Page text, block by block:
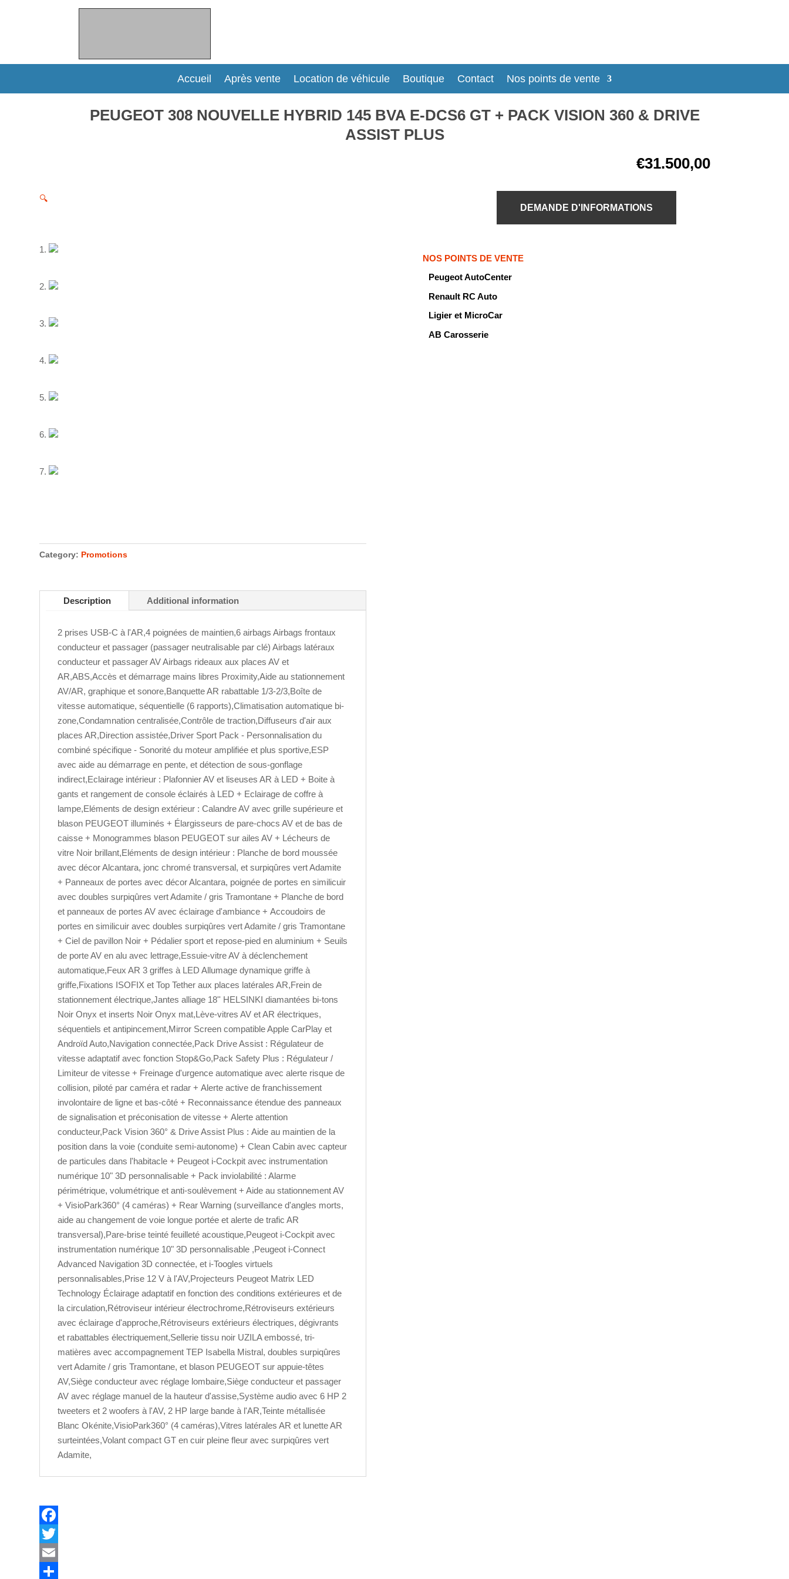
Accueil Après vente Location de véhicule Boutique Contact Nos points de vente
PEUGEOT 308 NOUVELLE HYBRID 145 BVA E-DCS6 GT + PACK VISION 360 & DRIVE
ASSIST PLUS
€31.500,00
🔍
Category: Promotions
Description Additional information
2 prises USB-C à l'AR,4 poignées de maintien,6 airbags Airbags frontaux
conducteur et passager (passager neutralisable par clé) Airbags latéraux
conducteur et passager AV Airbags rideaux aux places AV et
AR,ABS,Accès et démarrage mains libres Proximity,Aide au stationnement
AV/AR, graphique et sonore,Banquette AR rabattable 1/3-2/3,Boîte de
vitesse automatique, séquentielle (6 rapports),Climatisation automatique bi-
zone,Condamnation centralisée,Contrôle de traction,Diffuseurs d'air aux
places AR,Direction assistée,Driver Sport Pack - Personnalisation du
combiné spécifique - Sonorité du moteur amplifiée et plus sportive,ESP
avec aide au démarrage en pente, et détection de sous-gonflage
indirect,Eclairage intérieur : Plafonnier AV et liseuses AR à LED + Boite à
gants et rangement de console éclairés à LED + Eclairage de coffre à
lampe,Eléments de design extérieur : Calandre AV avec grille supérieure et
blason PEUGEOT illuminés + Élargisseurs de pare-chocs AV et de bas de
caisse + Monogrammes blason PEUGEOT sur ailes AV + Lécheurs de
vitre Noir brillant,Eléments de design intérieur : Planche de bord moussée
avec décor Alcantara, jonc chromé transversal, et surpiqûres vert Adamite
+ Panneaux de portes avec décor Alcantara, poignée de portes en similicuir
avec doubles surpiqûres vert Adamite / gris Tramontane + Planche de bord
et panneaux de portes AV avec éclairage d'ambiance + Accoudoirs de
portes en similicuir avec doubles surpiqûres vert Adamite / gris Tramontane
+ Ciel de pavillon Noir + Pédalier sport et repose-pied en aluminium + Seuils
de porte AV en alu avec lettrage,Essuie-vitre AV à déclenchement
automatique,Feux AR 3 griffes à LED Allumage dynamique griffe à
griffe,Fixations ISOFIX et Top Tether aux places latérales AR,Frein de
stationnement électrique,Jantes alliage 18'' HELSINKI diamantées bi-tons
Noir Onyx et inserts Noir Onyx mat,Lève-vitres AV et AR électriques,
séquentiels et antipincement,Mirror Screen compatible Apple CarPlay et
Androïd Auto,Navigation connectée,Pack Drive Assist : Régulateur de
vitesse adaptatif avec fonction Stop&Go,Pack Safety Plus : Régulateur /
Limiteur de vitesse + Freinage d'urgence automatique avec alerte risque de
collision, piloté par caméra et radar + Alerte active de franchissement
involontaire de ligne et bas-côté + Reconnaissance étendue des panneaux
de signalisation et préconisation de vitesse + Alerte attention
conducteur,Pack Vision 360° & Drive Assist Plus : Aide au maintien de la
position dans la voie (conduite semi-autonome) + Clean Cabin avec capteur
de particules dans l'habitacle + Peugeot i-Cockpit avec instrumentation
numérique 10" 3D personnalisable + Pack inviolabilité : Alarme
périmétrique, volumétrique et anti-soulèvement + Aide au stationnement AV
+ VisioPark360° (4 caméras) + Rear Warning (surveillance d'angles morts,
aide au changement de voie longue portée et alerte de trafic AR
transversal),Pare-brise teinté feuilleté acoustique,Peugeot i-Cockpit avec
instrumentation numérique 10" 3D personnalisable ,Peugeot i-Connect
Advanced Navigation 3D connectée, et i-Toogles virtuels
personnalisables,Prise 12 V à l'AV,Projecteurs Peugeot Matrix LED
Technology Éclairage adaptatif en fonction des conditions extérieures et de
la circulation,Rétroviseur intérieur électrochrome,Rétroviseurs extérieurs
avec éclairage d'approche,Rétroviseurs extérieurs électriques, dégivrants
et rabattables électriquement,Sellerie tissu noir UZILA embossé, tri-
matières avec accompagnement TEP Isabella Mistral, doubles surpiqûres
vert Adamite / gris Tramontane, et blason PEUGEOT sur appuie-têtes
AV,Siège conducteur avec réglage lombaire,Siège conducteur et passager
AV avec réglage manuel de la hauteur d'assise,Système audio avec 6 HP 2
tweeters et 2 woofers à l'AV, 2 HP large bande à l'AR,Teinte métallisée
Blanc Okénite,VisioPark360° (4 caméras),Vitres latérales AR et lunette AR
surteintées,Volant compact GT en cuir pleine fleur avec surpiqûres vert
Adamite,
F
a
c
T
w
E
DEMANDE D'INFORMATIONS
NOS POINTS DE VENTE
Peugeot AutoCenter
Renault RC Auto
Ligier et MicroCar
AB Carosserie